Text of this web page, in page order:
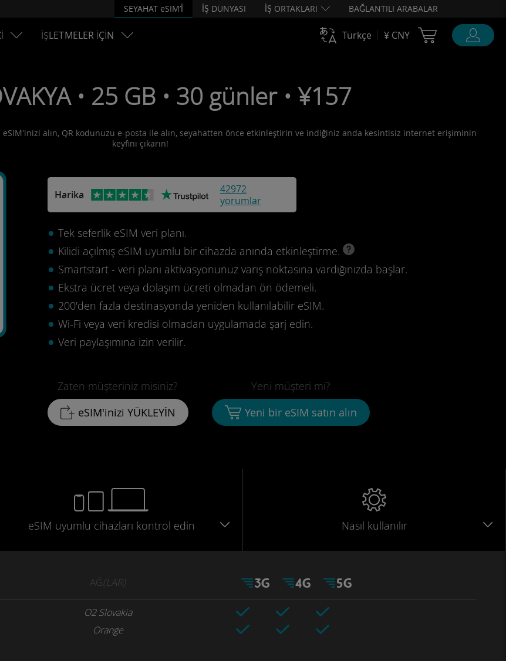
SEYAHAT eSIM’İ İŞ DÜNYASI İŞ ORTAKLARI BAĞLANTILI ARABALAR
İŞLETMELER İÇİN Türkçe ¥ CNY Cart Ubigi
• 25 GB • 30 günler • ¥157
alın, QR kodunuzu e-posta ile alın, seyahatten önce etkinleştirin ve indiğiniz anda kesintisiz internet erişiminin
keyfini çıkarın!
Harika
42972
yorumlar
Tek seferlik eSIM veri planı.
Kilidi açılmış eSIM uyumlu bir cihazda anında etkinleştirme.
Smartstart - veri planı aktivasyonunuz varış noktasına vardığınızda başlar.
Ekstra ücret veya dolaşım ücreti olmadan ön ödemeli.
200'den fazla destinasyonda yeniden kullanılabilir eSIM.
Wi-Fi veya veri kredisi olmadan uygulamada şarj edin.
Veri paylaşımına izin verilir.
Zaten müşteriniz misiniz?
eSIM'inizi YÜKLEYİN
Yeni müşteri mi?
Yeni bir eSIM satın alın
eSIM uyumlu cihazları kontrol edin Nasıl kullanılır
AĞ(LAR)
O2 Slovakia
Orange